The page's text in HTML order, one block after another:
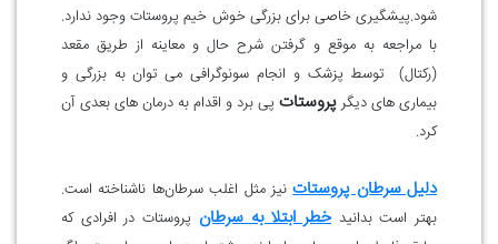
شود.پیشگیری خاصی برای بزرگی خوش خیم پروستات وجود ندارد.
با مراجعه به موقع و گرفتن شرح حال و معاینه از طریق مقعد
(رکتال) توسط پزشک و انجام سونوگرافی می توان به بزرگی و
بیماری های دیگر پروستات پی برد و اقدام به درمان های بعدی آن
کرد.
دلیل سرطان پروستاتنیز مثل اغلب سرطان‌ها ناشناخته است.
بهتر است بدانیدخطر ابتلا به سرطان پروستات در افرادی که